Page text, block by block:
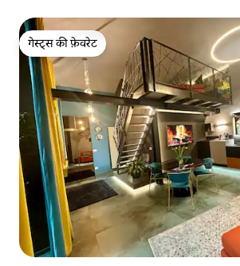
गेस्ट्स की फ़ेवरेट
गेस्ट्स की फ़ेवरेट